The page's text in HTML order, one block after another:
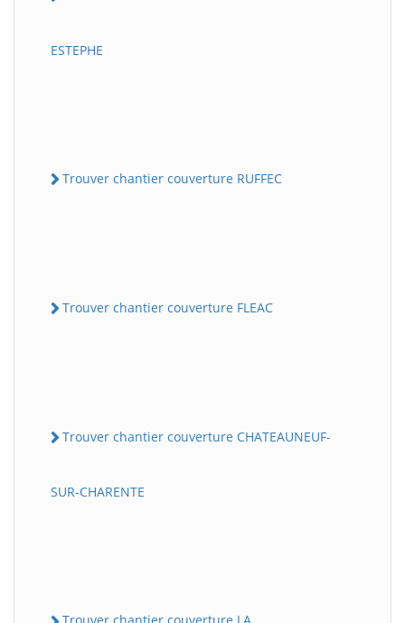
ESTEPHE
Trouver chantier couverture RUFFEC
Trouver chantier couverture FLEAC
Trouver chantier couverture CHATEAUNEUF-
SUR-CHARENTE